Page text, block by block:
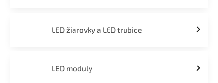
LED žiarovky a LED trubice
LED moduly